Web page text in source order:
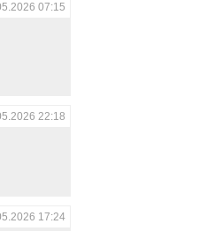
07:15
22:18
17:24